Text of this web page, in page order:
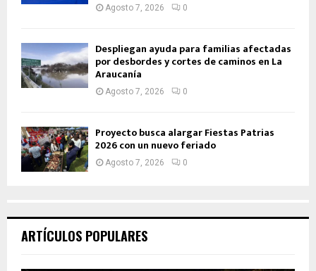
Agosto 7, 2026 0
Despliegan ayuda para familias afectadas
por desbordes y cortes de caminos en La
Araucanía
Agosto 7, 2026 0
Proyecto busca alargar Fiestas Patrias
2026 con un nuevo feriado
Agosto 7, 2026 0
ARTÍCULOS POPULARES